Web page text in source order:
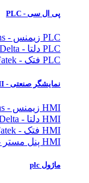
پی ال سی - PLC
PLC زیمنس - Siemens
PLC دلتا - Delta
PLC فتک - Fatek
نمایشگر صنعتی - HMI
HMI زیمنس - Siemens
HMI دلتا - Delta
HMI فتک - Fatek
HMI پنل مستر - Panel master
ماژول plc